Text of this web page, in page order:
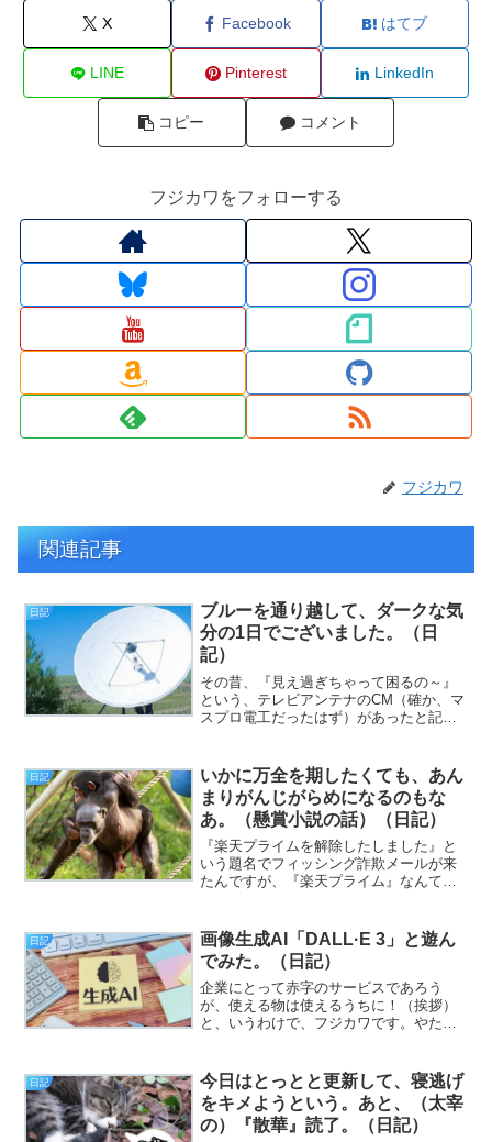
X Facebook はてブ
LINE Pinterest LinkedIn
コピー コメント
フジカワをフォローする
フジカワ
関連記事
日記
ブルーを通り越して、ダークな気
分の1日でございました。（日
記）
その昔、『見え過ぎちゃって困るの～』
という、テレビアンテナのCM（確か、マ
スプロ電工だったはず）があったと記憶
まるで分かりません。というか、あのキ
ャッチコピーこそ、日本...
日記
いかに万全を期したくても、あん
まりがんじがらめになるのもな
あ。（懸賞小説の話）（日記）
『楽天プライムを解除したしました』と
いう題名でフィッシング詐欺メールが来
たんですが、『楽天プライム』なんても
と、いうわけで、フジカワです。思いっ
きり（約一回り）年下の相...
日記
画像生成AI「DALL·E 3」と遊ん
でみた。（日記）
企業にとって赤字のサービスであろう
が、使える物は使えるうちに！（挨拶）
と、いうわけで、フジカワです。やたら
のか、まるで判断が付かない水曜日、皆
様いかがお過ごしでしょ...
日記
今日はとっとと更新して、寝逃げ
をキメようという。あと、（太宰
の）『散華』読了。（日記）